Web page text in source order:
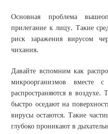
Основная проблема
прилегание к лицу. Такие
риск заражения вирусом
чихания.
Давайте вспомним как
микроорганизмов вместе
распространяются в
быстро оседают на
вирусы остаются. Такие
глубоко проникают в